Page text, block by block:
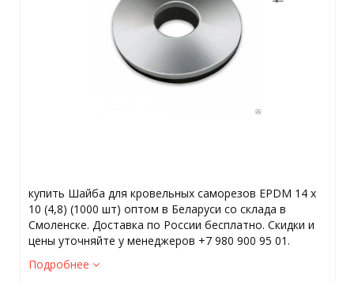
купить Шайба для кровельных саморезов EPDM 14 x
10 (4,8) (1000 шт) оптом в Беларуси со склада в
Смоленске. Доставка по России бесплатно. Скидки и
цены уточняйте у менеджеров +7 980 900 95 01.
Подробнее